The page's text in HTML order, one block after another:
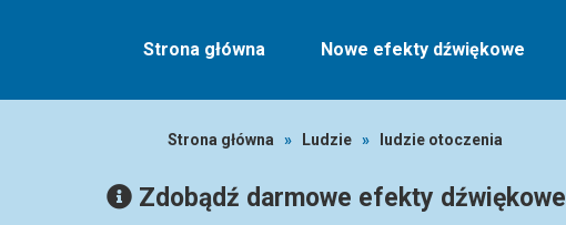
Strona główna Nowe efekty dźwiękowe
Strona główna » Ludzie » ludzie otoczenia
Zdobądź darmowe efekty dźwiękowe